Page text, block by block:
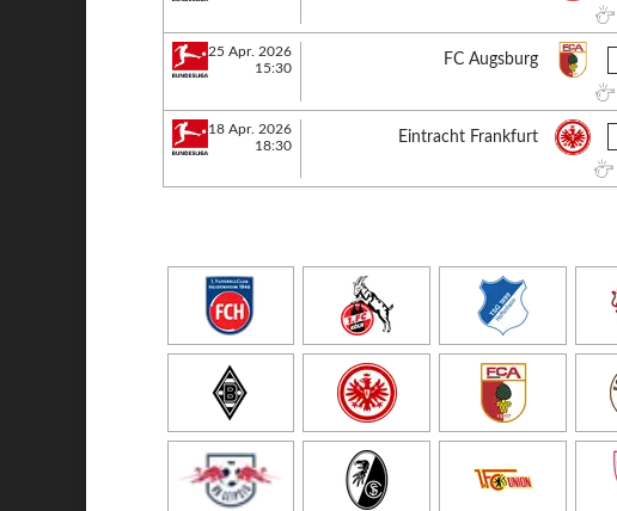
25 Apr. 2026
15:30
FC Augsburg
18 Apr. 2026
18:30
Eintracht Frankfurt